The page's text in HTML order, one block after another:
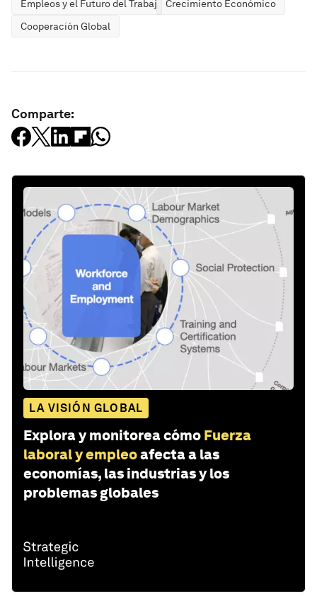
Empleos y el Futuro del Trabajo
Crecimiento Económico
Cooperación Global
Comparte:
LA VISIÓN GLOBAL
Explora y monitorea cómo Fuerza
laboral y empleoafecta a las
economías, las industrias y los
problemas globales